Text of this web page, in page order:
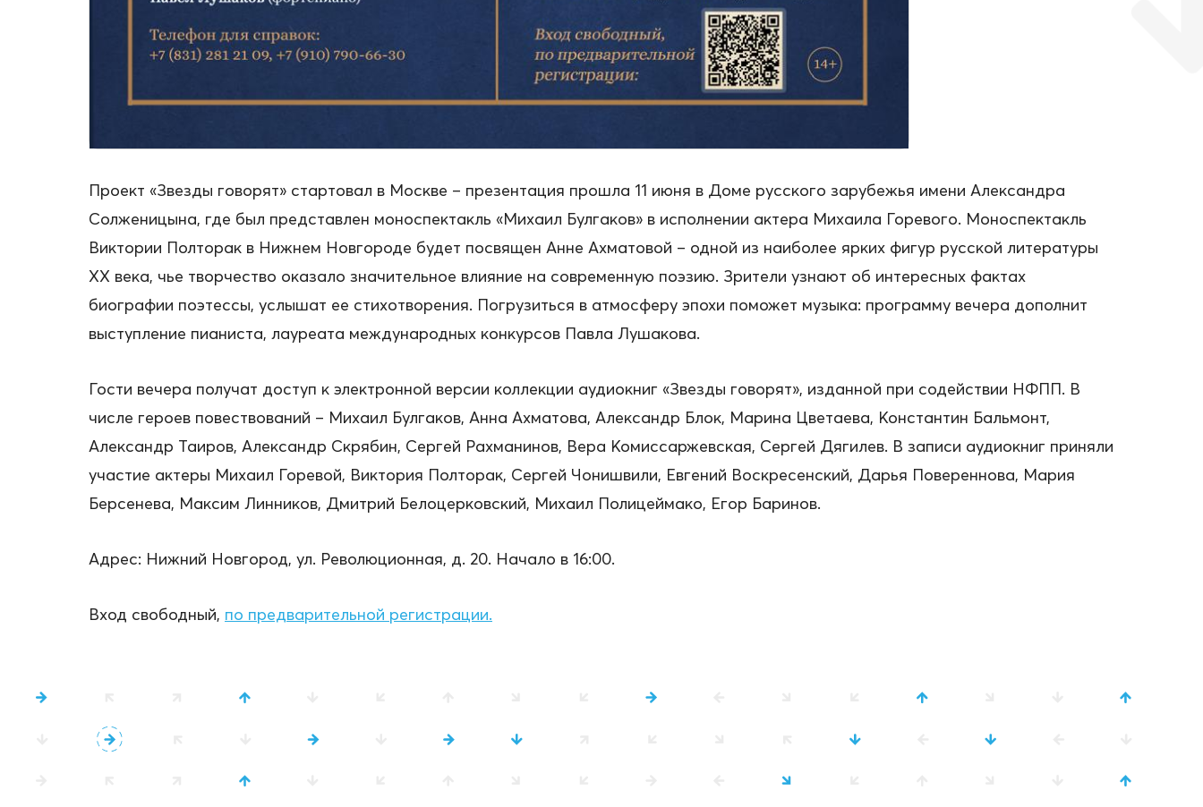
Проект «Звезды говорят» стартовал в Москве – презентация прошла 11 июня в Доме русского зарубежья имени Александра
Солженицына, где был представлен моноспектакль «Михаил Булгаков» в исполнении актера Михаила Горевого. Моноспектакль
Виктории Полторак в Нижнем Новгороде будет посвящен Анне Ахматовой – одной из наиболее ярких фигур русской литературы
XX века, чье творчество оказало значительное влияние на современную поэзию. Зрители узнают об интересных фактах
биографии поэтессы, услышат ее стихотворения. Погрузиться в атмосферу эпохи поможет музыка: программу вечера дополнит
выступление пианиста, лауреата международных конкурсов Павла Лушакова.
Гости вечера получат доступ к электронной версии коллекции аудиокниг «Звезды говорят», изданной при содействии НФПП. В
числе героев повествований – Михаил Булгаков, Анна Ахматова, Александр Блок, Марина Цветаева, Константин Бальмонт,
Александр Таиров, Александр Скрябин, Сергей Рахманинов, Вера Комиссаржевская, Сергей Дягилев. В записи аудиокниг приняли
участие актеры Михаил Горевой, Виктория Полторак, Сергей Чонишвили, Евгений Воскресенский, Дарья Повереннова, Мария
Берсенева, Максим Линников, Дмитрий Белоцерковский, Михаил Полицеймако, Егор Баринов.
Адрес: Нижний Новгород, ул. Революционная, д. 20. Начало в 16:00.
Вход свободный, по предварительной регистрации.